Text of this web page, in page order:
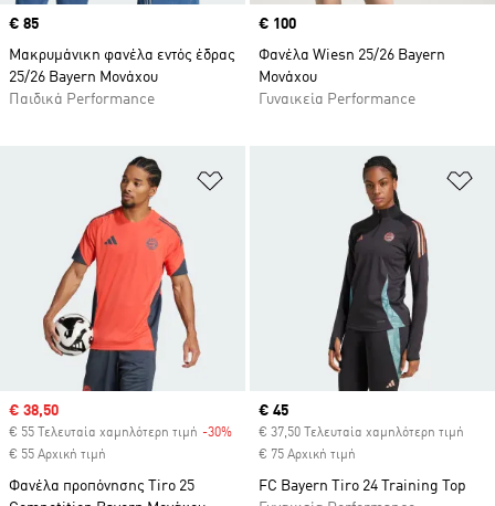
Price
€ 85
Μακρυμάνικη φανέλα εντός έδρας
25/26 Bayern Μονάχου
Παιδικά Performance
Price
€ 100
Φανέλα Wiesn 25/26 Bayern
Μονάχου
Γυναικεία Performance
Προσθήκη στη Λίστα Επιθυμιών
Sale price
€ 38,50
€ 55 Τελευταία χαμηλότερη τιμή -30% Discount
€ 55 Αρχική τιμή
Φανέλα προπόνησης Tiro 25
Current price
€ 45
€ 37,50 Τελευταία χαμηλότερη τιμή
€ 75 Αρχική τιμή
FC Bayern Tiro 24 Training Top